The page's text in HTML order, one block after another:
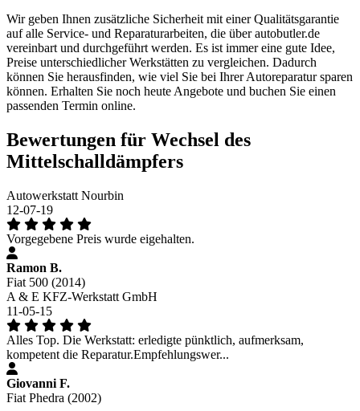
Wir geben Ihnen zusätzliche Sicherheit mit einer Qualitätsgarantie
auf alle Service- und Reparaturarbeiten, die über autobutler.de
vereinbart und durchgeführt werden. Es ist immer eine gute Idee,
Preise unterschiedlicher Werkstätten zu vergleichen. Dadurch
können Sie herausfinden, wie viel Sie bei Ihrer Autoreparatur sparen
können. Erhalten Sie noch heute Angebote und buchen Sie einen
passenden Termin online.
Bewertungen für Wechsel des
Mittelschalldämpfers
Autowerkstatt Nourbin
12-07-19
Vorgegebene Preis wurde eigehalten.
Ramon B.
Fiat 500 (2014)
A & E KFZ-Werkstatt GmbH
11-05-15
Alles Top. Die Werkstatt: erledigte pünktlich, aufmerksam,
kompetent die Reparatur.Empfehlungswer...
Giovanni F.
Fiat Phedra (2002)